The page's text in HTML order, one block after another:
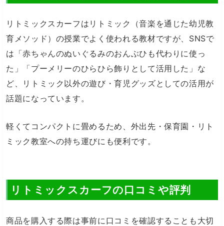
リトミックスカーフはリトミック（音楽を通じた幼児教
育メソッド）の授業でよく使われる教材ですが、SNSで
は「赤ちゃんのぬいぐるみのおんぶひも代わりに使っ
た」「プーメリーのひらひら飾りとして活用した」な
ど、リトミック以外の遊び・育児グッズとしての活用が
話題になっています。
軽くてコンパクトに畳めるため、外出先・保育園・リト
ミック教室への持ち運びにも便利です。
リトミックスカーフの口コミや評判
商品を購入する際は事前に口コミを確認することも大切